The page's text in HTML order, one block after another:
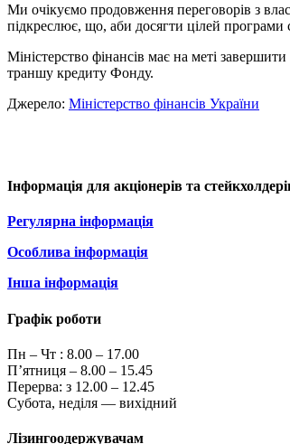
Ми очікуємо продовження переговорів з
підкреслює, що, аби досягти цілей програми
Міністерство фінансів має на меті
траншу кредиту Фонду.
Джерело: Міністерство фінансів України
Інформація для акціонерів та
Регулярна інформація
Особлива інформація
Інша інформація
Графік роботи
Пн – Чт : 8.00 – 17.00
П’ятниця – 8.00 – 15.45
Перерва: з 12.00 – 12.45
Субота, неділя — вихідний
Лізингоодержувачам